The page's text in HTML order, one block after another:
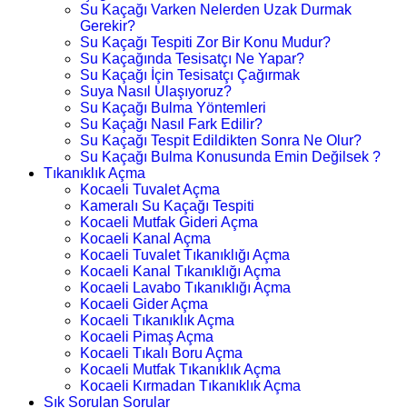
Su Kaçağı Varken Nelerden Uzak Durmak
Gerekir?
Su Kaçağı Tespiti Zor Bir Konu Mudur?
Su Kaçağında Tesisatçı Ne Yapar?
Su Kaçağı İçin Tesisatçı Çağırmak
Suya Nasıl Ulaşıyoruz?
Su Kaçağı Bulma Yöntemleri
Su Kaçağı Nasıl Fark Edilir?
Su Kaçağı Tespit Edildikten Sonra Ne Olur?
Su Kaçağı Bulma Konusunda Emin Değilsek ?
Tıkanıklık Açma
Kocaeli Tuvalet Açma
Kameralı Su Kaçağı Tespiti
Kocaeli Mutfak Gideri Açma
Kocaeli Kanal Açma
Kocaeli Tuvalet Tıkanıklığı Açma
Kocaeli Kanal Tıkanıklığı Açma
Kocaeli Lavabo Tıkanıklığı Açma
Kocaeli Gider Açma
Kocaeli Tıkanıklık Açma
Kocaeli Pimaş Açma
Kocaeli Tıkalı Boru Açma
Kocaeli Mutfak Tıkanıklık Açma
Kocaeli Kırmadan Tıkanıklık Açma
Sık Sorulan Sorular